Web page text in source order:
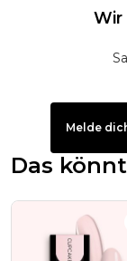
Wir
Melde
Das